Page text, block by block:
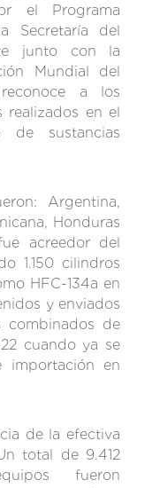
el Programa
Secretaría del
junto con la
Mundial del
a los
realizados en el
sustancias
Argentina,
Honduras
acreedor del
1.150 cilindros
HFC-134a en
y enviados
combinados de
cuando ya se
importación en
de la efectiva
total de 9.412
fueron